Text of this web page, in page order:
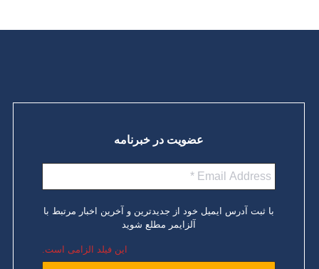
عضویت در خبرنامه
با ثبت آدرس ایمیل خود از جدیدترین و آخرین اخبار مرتبط با
آلزایمر مطلع شوید
این فیلد الزامی است.